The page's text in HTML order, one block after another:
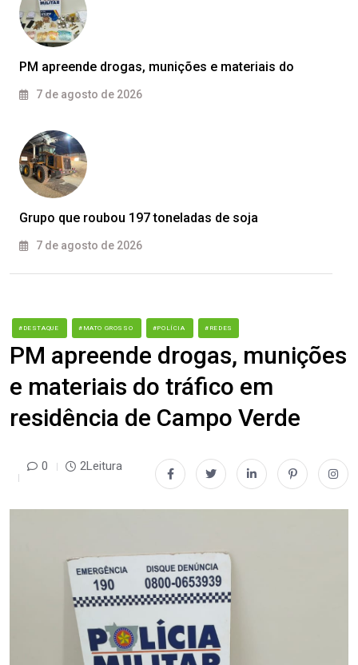
PM apreende drogas, munições e materiais do
7 de agosto de 2026
Grupo que roubou 197 toneladas de soja
7 de agosto de 2026
#DESTAQUE #MATO GROSSO #POLÍCIA #REDES
PM apreende drogas, munições
e materiais do tráfico em
residência de Campo Verde
0 2Leitura